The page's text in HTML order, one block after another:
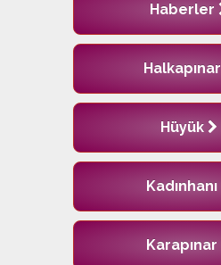
Haberler
Halkapınar
Hüyük
Kadınhanı
Karapınar